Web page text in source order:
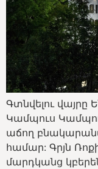
Գտնվելու վայրը
Կամպուս
աճող
համար: Գրյն
մարդկանց